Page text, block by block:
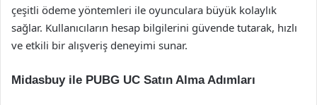
çeşitli ödeme yöntemleri ile oyunculara büyük kolaylık
sağlar. Kullanıcıların hesap bilgilerini güvende tutarak, hızlı
ve etkili bir alışveriş deneyimi sunar.
Midasbuy ile PUBG UC Satın Alma Adımları